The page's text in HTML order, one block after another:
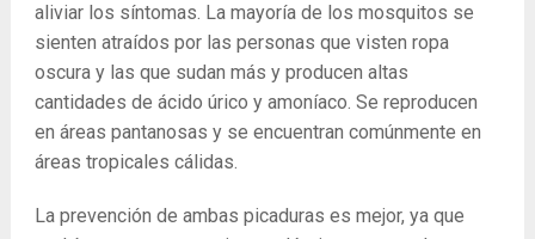
aliviar los síntomas. La mayoría de los mosquitos se
sienten atraídos por las personas que visten ropa
oscura y las que sudan más y producen altas
cantidades de ácido úrico y amoníaco. Se reproducen
en áreas pantanosas y se encuentran comúnmente en
áreas tropicales cálidas.
La prevención de ambas picaduras es mejor, ya que